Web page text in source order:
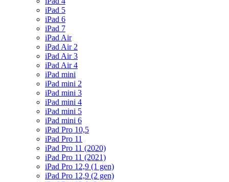
iPad 5
iPad 6
iPad 7
iPad Air
iPad Air 2
iPad Air 3
iPad Air 4
iPad mini
iPad mini 2
iPad mini 3
iPad mini 4
iPad mini 5
iPad mini 6
iPad Pro 10,5
iPad Pro 11
iPad Pro 11 (2020)
iPad Pro 11 (2021)
iPad Pro 12,9 (1 gen)
iPad Pro 12,9 (2 gen)